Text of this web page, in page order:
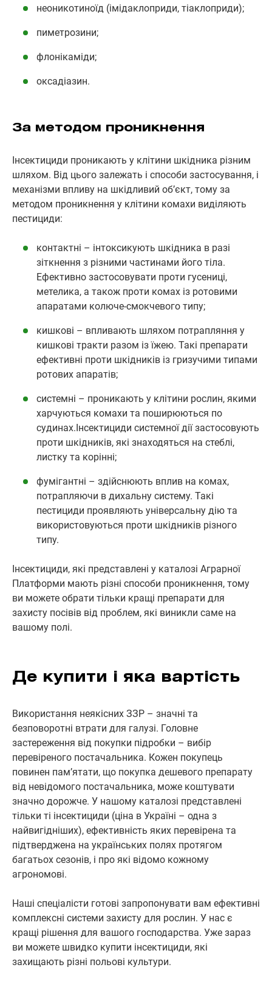
неоникотиноїд (імідаклоприди, тіаклоприди);
пиметрозини;
флонікаміди;
оксадіазин.
За методом проникнення
Інсектициди проникають у клітини шкідника різним
шляхом. Від цього залежать і способи застосування, і
механізми впливу на шкідливий об’єкт, тому за
методом проникнення у клітини комахи виділяють
пестициди:
контактні – інтоксикують шкідника в разі
зіткнення з різними частинами його тіла.
Ефективно застосовувати проти гусениці,
метелика, а також проти комах із ротовими
апаратами колюче-смокчевого типу;
кишкові – впливають шляхом потрапляння у
кишкові тракти разом із їжею. Такі препарати
ефективні проти шкідників із гризучими типами
ротових апаратів;
системні – проникають у клітини рослин, якими
харчуються комахи та поширюються по
судинах.Інсектициди системної дії застосовують
проти шкідників, які знаходяться на стеблі,
листку та корінні;
фумігантні – здійснюють вплив на комах,
потрапляючи в дихальну систему. Такі
пестициди проявляють універсальну дію та
використовуються проти шкідників різного
типу.
Інсектициди, які представлені у каталозі Аграрної
Платформи мають різні способи проникнення, тому
ви можете обрати тільки кращі препарати для
захисту посівів від проблем, які виникли саме на
вашому полі.
Де купити і яка вартість
Використання неякісних ЗЗР – значні та
безповоротні втрати для галузі. Головне
застереження від покупки підробки – вибір
перевіреного постачальника. Кожен покупець
повинен пам’ятати, що покупка дешевого препарату
від невідомого постачальника, може коштувати
значно дорожче. У нашому каталозі представлені
тільки ті інсектициди (ціна в Україні – одна з
найвигідніших), ефективність яких перевірена та
підтверджена на українських полях протягом
багатьох сезонів, і про які відомо кожному
агрономові.
Наші спеціалісти готові запропонувати вам ефективні
комплексні системи захисту для рослин. У нас є
кращі рішення для вашого господарства. Уже зараз
ви можете швидко купити інсектициди, які
захищають різні польові культури.